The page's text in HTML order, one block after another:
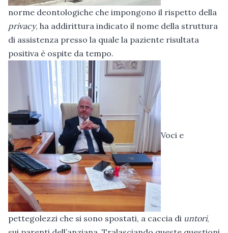
norme deontologiche che impongono il rispetto della
privacy, ha addirittura indicato il nome della struttura
di assistenza presso la quale la paziente risultata
positiva è ospite da tempo.
Voci e
pettegolezzi che si sono spostati, a caccia di untori,